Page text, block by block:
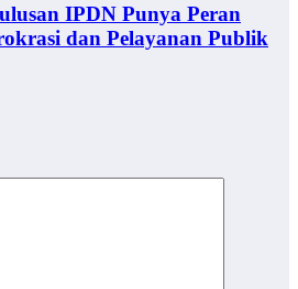
IPDN Punya Peran
dan Pelayanan Publik